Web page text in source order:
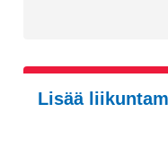
Lisää